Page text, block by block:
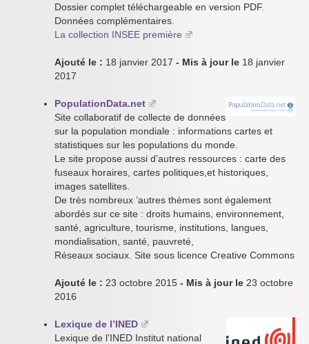
Dossier complet téléchargeable en version PDF.
Données complémentaires.
La collection INSEE première
Ajouté le : 18 janvier 2017 - Mis à jour le 18 janvier
2017
PopulationData.net
Site collaboratif de collecte de données
sur la population mondiale : informations cartes et
statistiques sur les populations du monde.
Le site propose aussi d’autres ressources : carte des
fuseaux horaires, cartes politiques,et historiques,
images satellites.
De très nombreux ’autres thèmes sont également
abordés sur ce site : droits humains, environnement,
santé, agriculture, tourisme, institutions, langues,
mondialisation, santé, pauvreté,
Réseaux sociaux. Site sous licence Creative Commons
Ajouté le : 23 octobre 2015 - Mis à jour le 23 octobre
2016
Lexique de l’INED
Lexique de l’INED Institut national